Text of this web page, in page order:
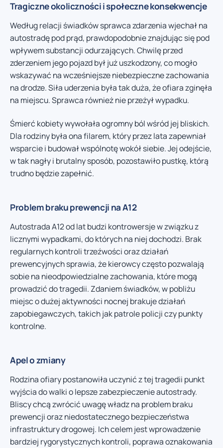
Tragiczne okoliczności i społeczne konsekwencje
Według relacji świadków sprawca zdarzenia wjechał na
autostradę pod prąd, prawdopodobnie znajdując się pod
wpływem substancji odurzających. Chwilę przed
zderzeniem jego pojazd był już uszkodzony, co mogło
wskazywać na wcześniejsze niebezpieczne zachowania
na drodze. Siła uderzenia była tak duża, że ofiara zginęła
na miejscu. Sprawca również nie przeżył wypadku.
Śmierć kobiety wywołała ogromny ból wśród jej bliskich.
Dla rodziny była ona filarem, który przez lata zapewniał
wsparcie i budował wspólnotę wokół siebie. Jej odejście,
w tak nagły i brutalny sposób, pozostawiło pustkę, którą
trudno będzie zapełnić.
Problem braku prewencji na A12
Autostrada A12 od lat budzi kontrowersje w związku z
licznymi wypadkami, do których na niej dochodzi. Brak
regularnych kontroli trzeźwości oraz działań
prewencyjnych sprawia, że kierowcy często pozwalają
sobie na nieodpowiedzialne zachowania, które mogą
prowadzić do tragedii. Zdaniem świadków, w pobliżu
miejsc o dużej aktywności nocnej brakuje działań
zapobiegawczych, takich jak patrole policji czy punkty
kontrolne.
Apel o zmiany
Rodzina ofiary postanowiła uczynić z tej tragedii punkt
wyjścia do walki o lepsze zabezpieczenie autostrady.
Bliscy chcą zwrócić uwagę władz na problem braku
prewencji oraz niedostatecznego bezpieczeństwa
infrastruktury drogowej. Ich celem jest wprowadzenie
bardziej rygorystycznych kontroli, poprawa oznakowania